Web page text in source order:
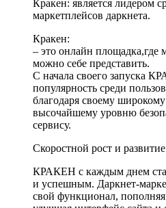
Кракен: является лидером
маркетплейсов даркнета.
Кракен:
– это онлайн площадка,где
можно себе представить.
С начала своего запуска
популярность среди
благодаря своему
высочайшему уровню
сервису.
Скоростной рост и
КРАКЕН с каждым днем
и успешным. Даркнет-
свой функционал,